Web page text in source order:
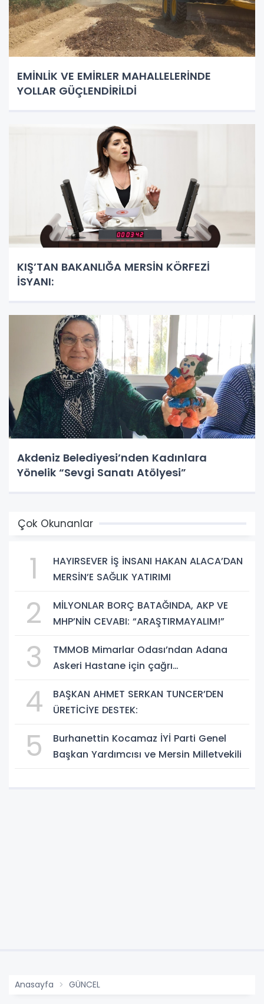
EMİNLİK VE EMİRLER MAHALLELERİNDE
YOLLAR GÜÇLENDİRİLDİ
KIŞ’TAN BAKANLIĞA MERSİN KÖRFEZİ
İSYANI:
Akdeniz Belediyesi’nden Kadınlara
Yönelik “Sevgi Sanatı Atölyesi”
Çok Okunanlar
1
HAYIRSEVER İŞ İNSANI HAKAN ALACA’DAN
MERSİN’E SAĞLIK YATIRIMI
2
MİLYONLAR BORÇ BATAĞINDA, AKP VE
MHP’NİN CEVABI: “ARAŞTIRMAYALIM!”
3
TMMOB Mimarlar Odası’ndan Adana
Askeri Hastane için çağrı…
4
BAŞKAN AHMET SERKAN TUNCER’DEN
ÜRETİCİYE DESTEK:
5
Burhanettin Kocamaz İYİ Parti Genel
Başkan Yardımcısı ve Mersin Milletvekili
Anasayfa GÜNCEL